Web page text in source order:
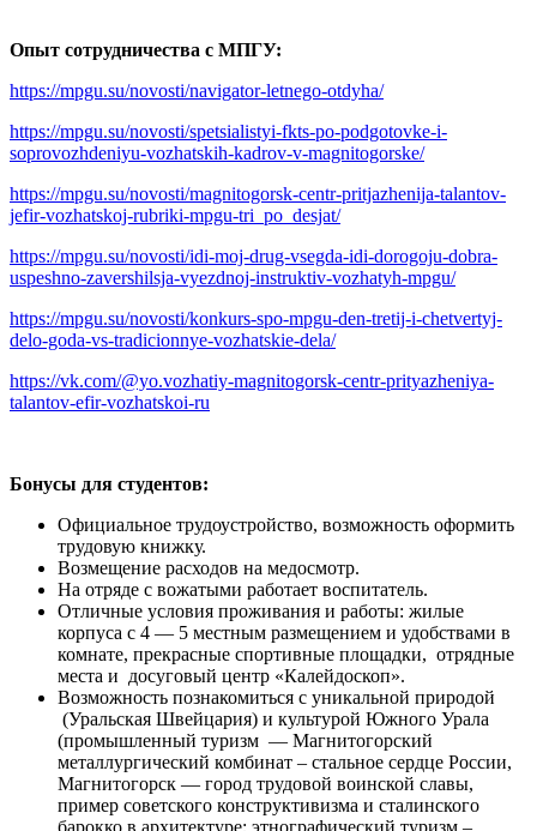
Опыт сотрудничества c МПГУ:
https://mpgu.su/novosti/navigator-letnego-otdyha/
https://mpgu.su/novosti/spetsialistyi-fkts-po-podgotovke-i-
soprovozhdeniyu-vozhatskih-kadrov-v-magnitogorske/
https://mpgu.su/novosti/magnitogorsk-centr-pritjazhenija-talantov-
jefir-vozhatskoj-rubriki-mpgu-tri_po_desjat/
https://mpgu.su/novosti/idi-moj-drug-vsegda-idi-dorogoju-dobra-
uspeshno-zavershilsja-vyezdnoj-instruktiv-vozhatyh-mpgu/
https://mpgu.su/novosti/konkurs-spo-mpgu-den-tretij-i-chetvertyj-
delo-goda-vs-tradicionnye-vozhatskie-dela/
https://vk.com/@yo.vozhatiy-magnitogorsk-centr-prityazheniya-
talantov-efir-vozhatskoi-ru
Бонусы для студентов:
Официальное трудоустройство, возможность оформить
трудовую книжку.
Возмещение расходов на медосмотр.
На отряде с вожатыми работает воспитатель.
Отличные условия проживания и работы: жилые
корпуса с 4 — 5 местным размещением и удобствами в
комнате, прекрасные спортивные площадки, отрядные
места и досуговый центр «Калейдоскоп».
Возможность познакомиться с уникальной природой
(Уральская Швейцария) и культурой Южного Урала
(промышленный туризм — Магнитогорский
металлургический комбинат – стальное сердце России,
Магнитогорск — город трудовой воинской славы,
пример советского конструктивизма и сталинского
барокко в архитектуре; этнографический туризм –